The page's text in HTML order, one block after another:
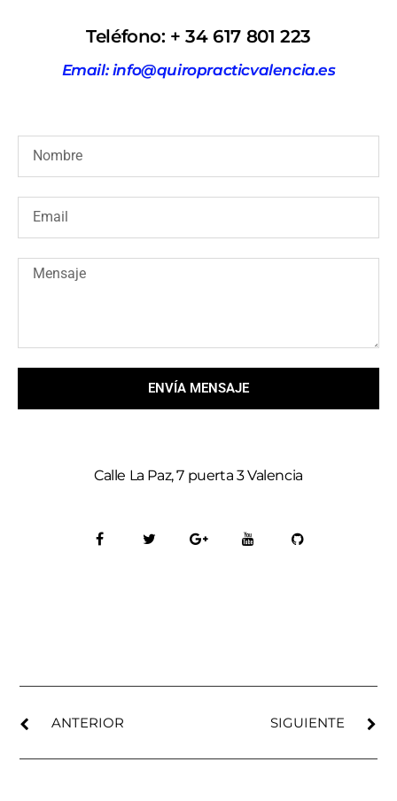
Teléfono: + 34 617 801 223
Email: info@quiropracticvalencia.es
ENVÍA MENSAJE
Calle La Paz, 7 puerta 3 Valencia
ANTERIOR SIGUIENTE